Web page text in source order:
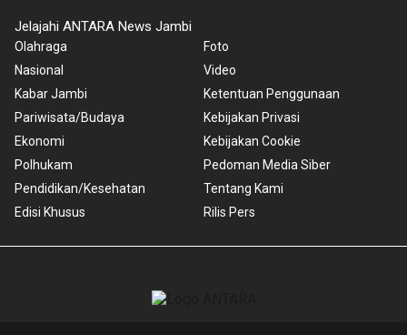
Jelajahi ANTARA News Jambi
Olahraga
Nasional
Kabar Jambi
Pariwisata/Budaya
Ekonomi
Polhukam
Pendidikan/Kesehatan
Edisi Khusus
Foto
Video
Ketentuan Penggunaan
Kebijakan Privasi
Kebijakan Cookie
Pedoman Media Siber
Tentang Kami
Rilis Pers